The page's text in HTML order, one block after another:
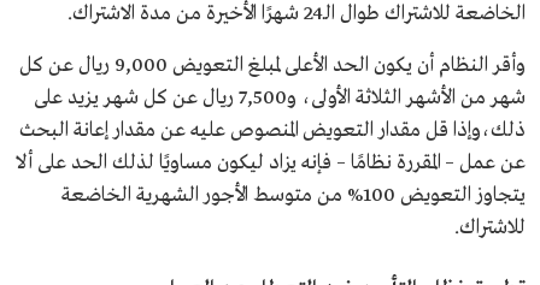
الخاضعة للاشتراك طوال الـ24 شهرًا الأخيرة من مدة الاشتراك.
وأقر النظام أن يكون الحد الأعلى لمبلغ التعويض 9,000 ريال عن كل
شهر من الأشهر الثلاثة الأولى، و7,500 ريال عن كل شهر يزيد على
ذلك،وإذا قل مقدار التعويض المنصوص عليه عن مقدار إعانة البحث
عن عمل – المقررة نظامًا – فإنه يزاد ليكون مساويًا لذلك الحد على ألا
يتجاوز التعويض 100% من متوسط الأجور الشهرية الخاضعة
للاشتراك.